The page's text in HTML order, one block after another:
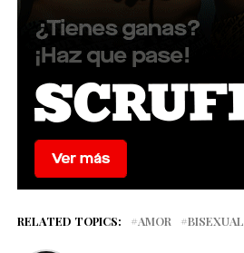
RELATED TOPICS: AMOR BISEXUAL